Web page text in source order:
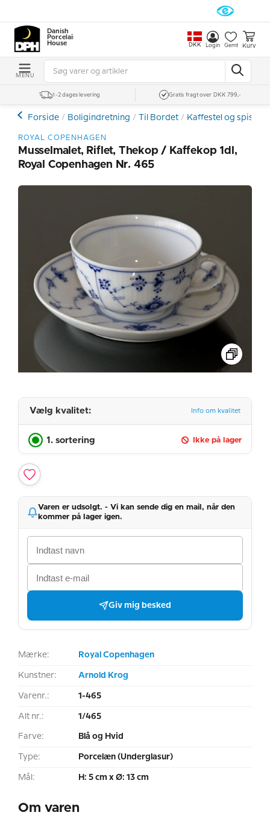
Danish
Porcelain
House
DKK Login Gemt Kurv
MENU
1-2 dages levering Gratis fragt over DKK 799,-
Forside Boligindretning Til Bordet Kaffestel og
ROYAL COPENHAGEN
Musselmalet, Riflet, Thekop / Kaffekop 1dl,
Royal Copenhagen Nr. 465
Vælg kvalitet: Info om kvalitet
1. sortering Ikke på lager
Varen er udsolgt. - Vi kan sende dig en mail, når den
kommer på lager igen.
Giv mig besked
Mærke: Royal Copenhagen
Kunstner: Arnold Krog
Varenr.: 1-465
Alt nr.: 1/465
Farve: Blå og Hvid
Type: Porcelæn (Underglasur)
Mål: H: 5 cm x Ø: 13 cm
Om varen